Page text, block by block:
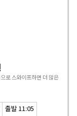
로 스와이프하면 더 많은
출발 11:05